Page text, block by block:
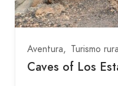
Aventura Turismo
Caves of Los